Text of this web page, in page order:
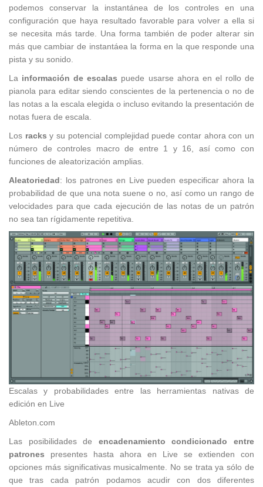
podemos conservar la instantánea de los controles en una
configuración que haya resultado favorable para volver a ella si
se necesita más tarde. Una forma también de poder alterar sin
más que cambiar de instantáea la forma en la que responde una
pista y su sonido.
La información de escalas puede usarse ahora en el rollo de
pianola para editar siendo conscientes de la pertenencia o no de
las notas a la escala elegida o incluso evitando la presentación de
notas fuera de escala.
Los racks y su potencial complejidad puede contar ahora con un
número de controles macro de entre 1 y 16, así como con
funciones de aleatorización amplias.
Aleatoriedad: los patrones en Live pueden especificar ahora la
probabilidad de que una nota suene o no, así como un rango de
velocidades para que cada ejecución de las notas de un patrón
no sea tan rígidamente repetitiva.
Escalas y probabilidades entre las herramientas nativas de
edición en Live
Ableton.com
Las posibilidades de encadenamiento condicionado entre
patrones presentes hasta ahora en Live se extienden con
opciones más significativas musicalmente. No se trata ya sólo de
que tras cada patrón podamos acudir con dos diferentes